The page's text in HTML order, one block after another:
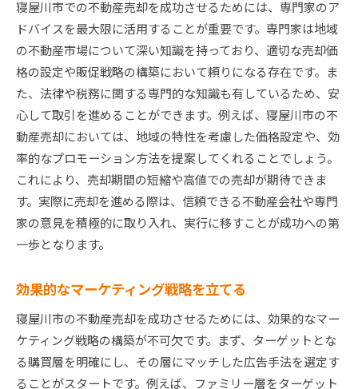
売却前の準備とスケジュール管理
購入者に響く物件情報の作成
多岐にわたる広告戦略の実施
契約締結までの流れと注意点
売却後のサポート体制の確立
地域社会との信頼関係を築く方法
寝屋川市での不動産売却を成功させるためには、専門家のア
ドバイスを最大限に活用することが重要です。専門家は地域
の不動産市場について深い知識を持っており、適切な売却価
格の設定や販促戦略の構築において頼りになる存在です。ま
た、法律や税務に関する専門的な知識も有しているため、安
心して取引を進めることができます。例えば、寝屋川市の不
動産売却においては、地域の特性を考慮した価格設定や、効
率的なプロモーション方法を提案してくれることでしょう。
これにより、売却期間の短縮や高値での売却が期待できま
す。実際に売却を進める際は、信頼できる不動産会社や専門
家の意見を積極的に取り入れ、実行に移すことが成功への第
一歩となります。
効果的なマーケティング戦略を立てる
寝屋川市の不動産売却を成功させるためには、効果的なマー
ケティング戦略の構築が不可欠です。まず、ターゲットとな
る購買層を明確にし、その層にマッチした広告手法を選定す
ることがスタートです。例えば、ファミリー層をターゲット